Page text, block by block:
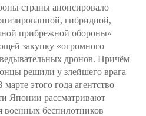
страны анонсировало
гибридной,
прибрежной обороны»
закупку «огромного
дронов. Причём
решили у злейшего врага
этого года агентство
Японии рассматривают
военных беспилотников